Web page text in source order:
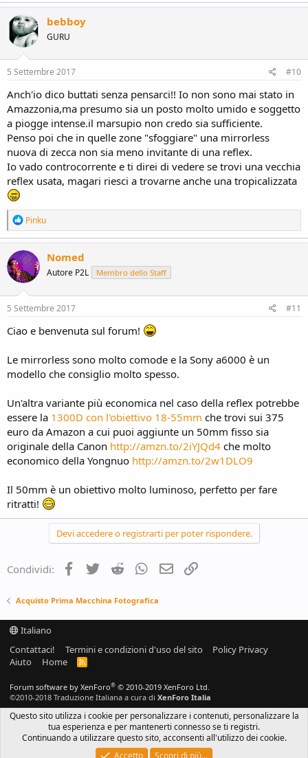
bebboy
GURU
5 Settembre 2017 #10
Anch'io dico buttati senza pensarci!! Io non sono mai stato in
Amazzonia,ma presumo sia un posto molto umido e soggetto
a piogge intense.il marsupio non credo sia sufficiente.
Penso poi che in quelle zone "sfoggiare" una mirrorless
nuova di zecca non sia meno invitante di una reflex.
Io vado controcorrente e ti direi di vedere se trovi una vecchia
reflex usata, magari riesci a trovarne anche una tropicalizzata
R
e
a
c
t
i
o
n
s
Pinku
Nomed
Autore P2L Membro dello Staff
5 Settembre 2017 #11
Ciao e benvenuta sul forum!
Le mirrorless sono molto comode e la Sony a6000 è un
modello che consiglio molto spesso.
Un'altra variante più economica nel caso della reflex potrebbe
essere la 1300D con l'obiettivo 18-55mm che trovi sui 375
euro da Amazon a cui puoi aggiunte un 50mm fisso sia
originale della Canon http://amzn.to/2iYJQd4 che molto
economico della Yongnuo http://amzn.to/2w1DLO9
Il 50mm è un obiettivo molto luminoso, perfetto per fare
ritratti!
Devi accedere o registrarti per poter rispondere.
Condividi: Facebook
TwitterReddit WhatsApp
e-mailLink
Acquisto Prima Macchina Fotografica
Italiano
Contattaci!
Termini e condizioni d'uso del sito
Policy Privacy
Aiuto
Home
R
Forum software by XenForo® © 2010-2019 XenForo Ltd.
©2010-2018 Traduzione Italiana a cura di XenForo Italia
Questo sito utilizza i cookie per personalizzare i contenuti, personalizzare la
tua esperienza e per mantenerti connesso se ti registri.
Continuando a utilizzare questo sito, acconsenti all'utilizzo dei cookie.
Accetto
Scopri di più…